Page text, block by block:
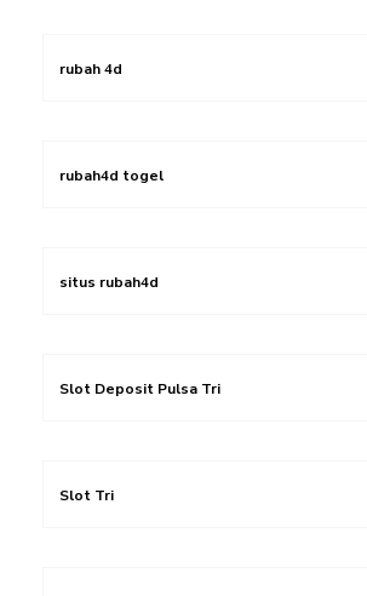
rubah 4d
rubah4d togel
situs rubah4d
Slot Deposit Pulsa Tri
Slot Tri